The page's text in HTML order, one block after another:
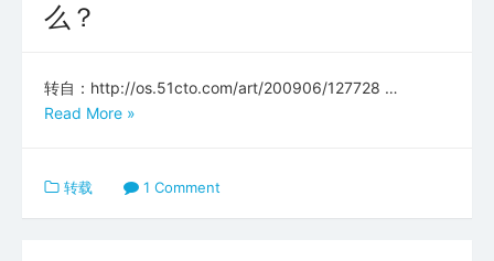
么？
转自：http://os.51cto.com/art/200906/127728 …
Read More »
转载 1 Comment